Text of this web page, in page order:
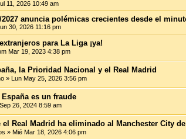
11, 2026 10:49 am
2027 anuncia polémicas crecientes desde el
30, 2026 11:16 pm
para La Liga ¡ya!
Mar 19, 2023 4:38 pm
la Prioridad Nacional y el Real Madrid
» Lun May 25, 2026 3:56 pm
es un fraude
26, 2024 8:59 am
Real Madrid ha eliminado al Manchester City
» Mié Mar 18, 2026 4:06 pm